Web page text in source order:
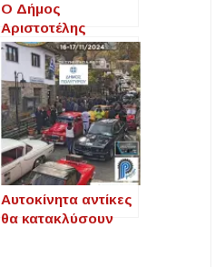
Ο Δήμος
Αριστοτέλης
ενισχύεται με 5 νέα
οχήματα Πολιτικής
Προστασίας
Αυτοκίνητα αντίκες
θα κατακλύσουν